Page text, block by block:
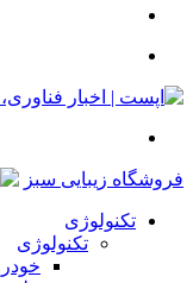
فروشگاه زیبایی سبز
تکنولوژی
تکنولوژی